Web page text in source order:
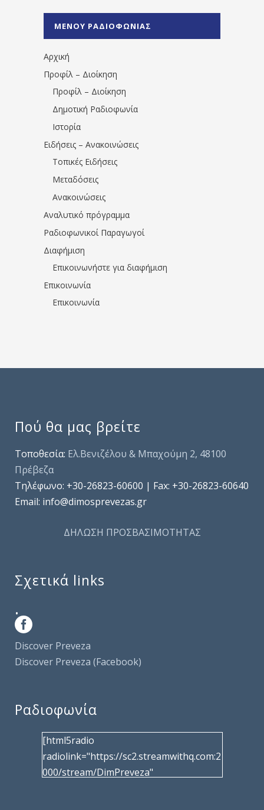
1531194763766854/" artist="" ]
ΜΕΝΟΥ ΡΑΔΙΟΦΩΝΙΑΣ
Αρχική
Προφίλ – Διοίκηση
Προφίλ – Διοίκηση
Δημοτική Ραδιοφωνία
Ιστορία
Ειδήσεις – Ανακοινώσεις
Τοπικές Ειδήσεις
Μεταδόσεις
Ανακοινώσεις
Αναλυτικό πρόγραμμα
Ραδιοφωνικοί Παραγωγοί
Διαφήμιση
Επικοινωνήστε για διαφήμιση
Επικοινωνία
Επικοινωνία
Πού θα μας βρείτε
Τοποθεσία: Ελ.Βενιζέλου & Μπαχούμη 2, 48100
Πρέβεζα
Τηλέφωνo: +30-26823-60600 | Fax: +30-26823-60640
Email: info@dimosprevezas.gr
ΔΗΛΩΣΗ ΠΡΟΣΒΑΣΙΜΟΤΗΤΑΣ
Σχετικά links
.
Discover Preveza
Discover Preveza (Facebook)
Ραδιοφωνία
[html5radio
radiolink="https://sc2.streamwithq.com:2
000/stream/DimPreveza"